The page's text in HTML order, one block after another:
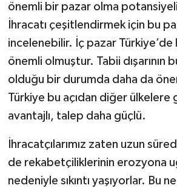
önemli bir pazar olma
İhracatı çeşitlendirmek için bu
incelenebilir. İç pazar Türkiye’de
önemli olmuştur. Tabii dışarının
olduğu bir durumda daha da
Türkiye bu açıdan diğer ülkelere
avantajlı, talep daha güçlü.
İhracatçılarımız zaten uzun
de rekabetçiliklerinin erozyona
nedeniyle sıkıntı yaşıyorlar. Bu